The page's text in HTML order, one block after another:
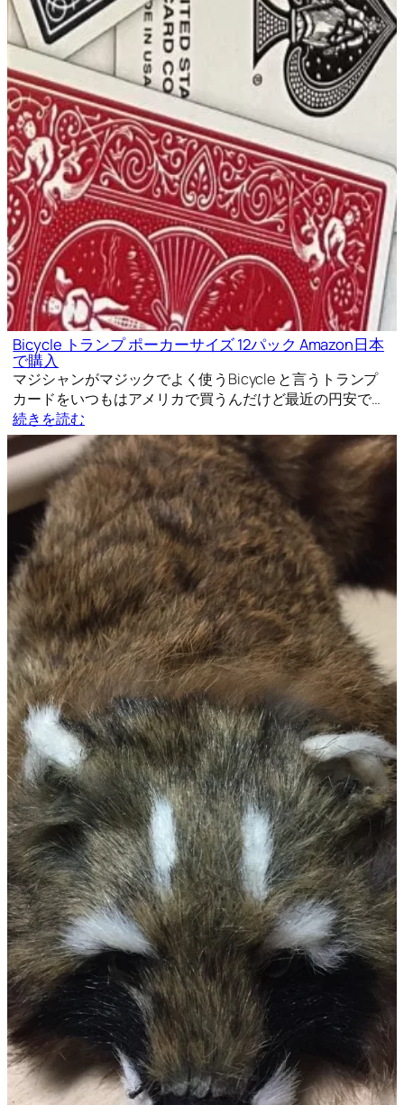
Bicycle トランプ ポーカーサイズ 12パック Amazon日本
で購入
マジシャンがマジックでよく使うBicycle と言うトランプ
カードをいつもはアメリカで買うんだけど最近の円安で…
続きを読む